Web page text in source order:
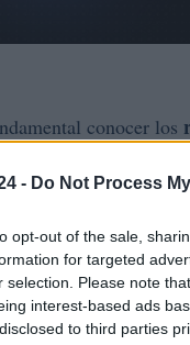
- Do Not Process
opt-out of the sale,
for targeted
selection. Please note
interest-based ads
to third parties
conocer los
peligros de los
de financiamiento.
es su